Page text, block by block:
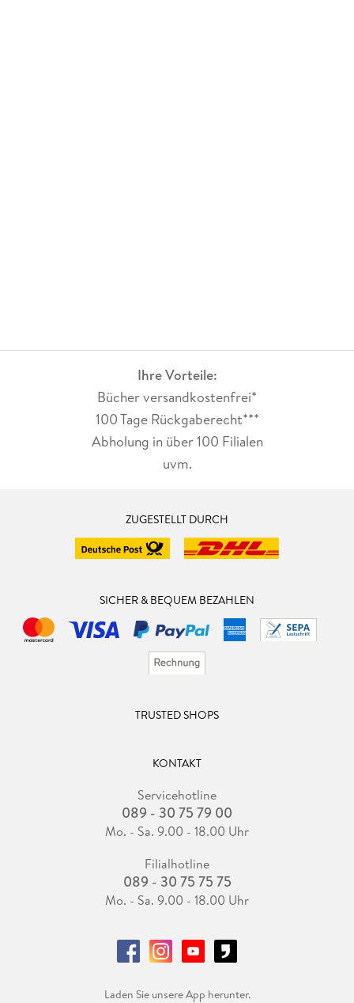
Ihre Vorteile:
Bücher versandkostenfrei*
100 Tage Rückgaberecht***
Abholung in über 100 Filialen
uvm.
ZUGESTELLT DURCH
SICHER & BEQUEM BEZAHLEN
TRUSTED SHOPS
KONTAKT
Servicehotline
089 - 30 75 79 00
Mo. - Sa. 9.00 - 18.00 Uhr
Filialhotline
089 - 30 75 75 75
Mo. - Sa. 9.00 - 18.00 Uhr
Laden Sie unsere App herunter.